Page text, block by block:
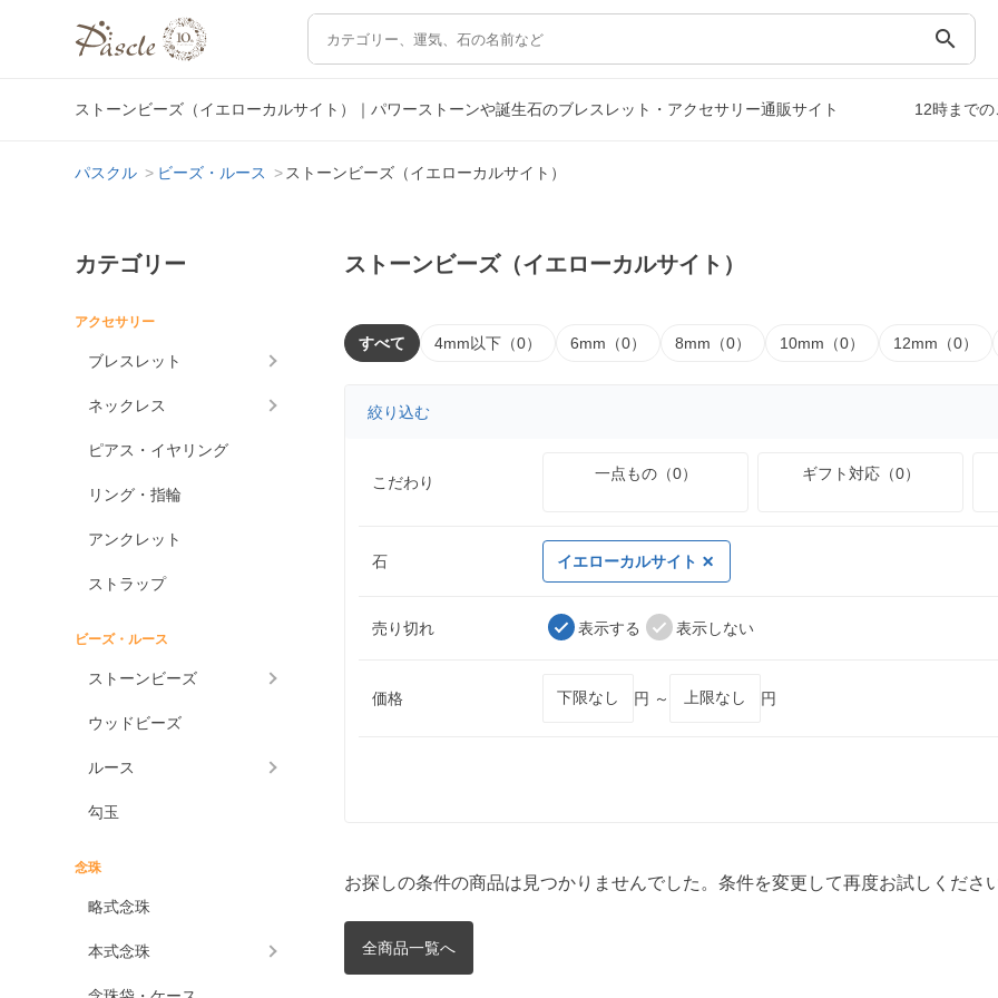
search
ストーンビーズ（イエローカルサイト）｜パワーストーンや誕生石のブレスレット・アクセサリー通販サイト 12時まで
パスクル ビーズ・ルース ストーンビーズ（イエローカルサイト）
カテゴリー
アクセサリー
ブレスレット
ネックレス
ピアス・イヤリング
リング・指輪
アンクレット
ストラップ
ビーズ・ルース
ストーンビーズ
ウッドビーズ
ルース
勾玉
念珠
略式念珠
本式念珠
ストーンビーズ（イエローカルサイト）
すべて 4mm以下（0） 6mm（0） 8mm（0） 10mm（0） 12mm（0）
絞り込む
こだわり 一点もの（0） ギフト対応（0）
石 イエローカルサイト
売り切れ 表示する 表示しない
価格 円 ～ 円
お探しの条件の商品は見つかりませんでした。条件を変更して再度お試しください
全商品一覧へ